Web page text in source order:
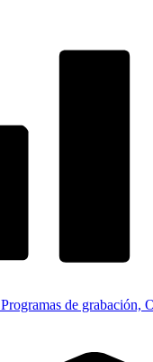
Programas de grabación,